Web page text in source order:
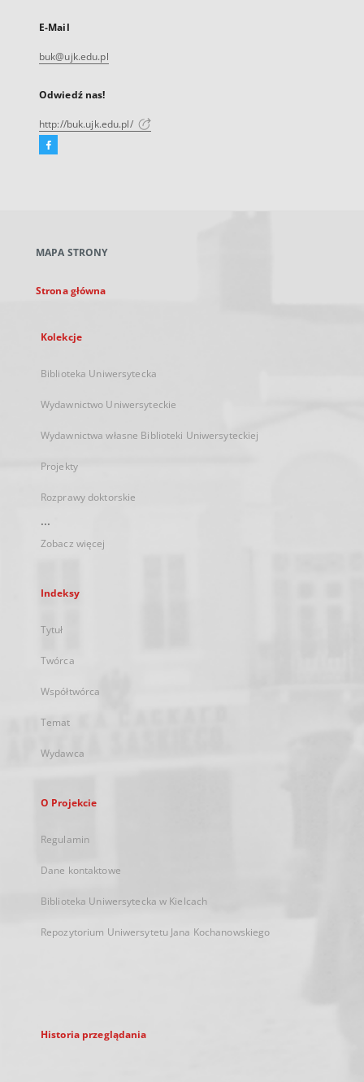
E-Mail
buk@ujk.edu.pl
Odwiedź nas!
http://buk.ujk.edu.pl/
Facebook
karcie
MAPA STRONY
Strona główna
Kolekcje
Biblioteka Uniwersytecka
Wydawnictwo Uniwersyteckie
Wydawnictwa własne Biblioteki Uniwersyteckiej
Projekty
Rozprawy doktorskie
...
Zobacz więcej
Indeksy
Tytuł
Twórca
Współtwórca
Temat
Wydawca
O Projekcie
Regulamin
Dane kontaktowe
Biblioteka Uniwersytecka w Kielcach
Repozytorium Uniwersytetu Jana Kochanowskiego
Historia przeglądania